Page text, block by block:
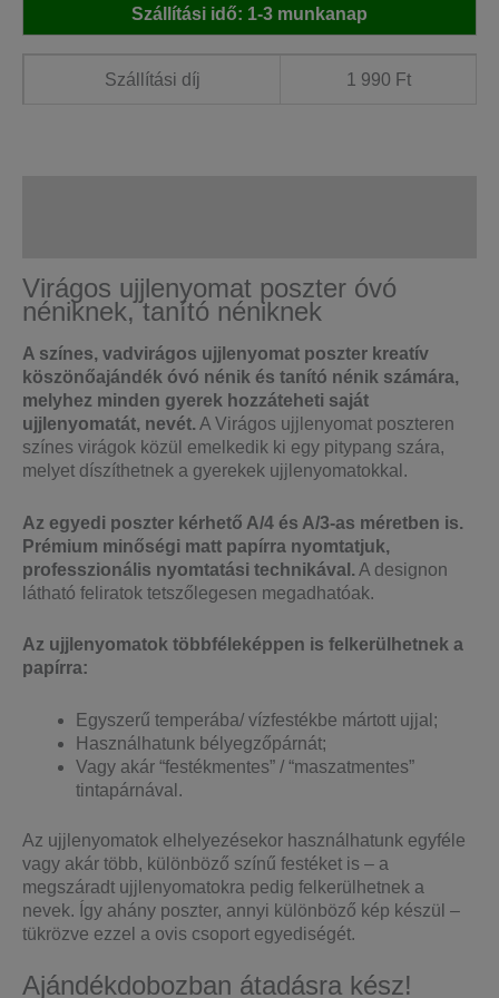
Ajándék
Szállítási idő: 1-3 munkanap
Szállítási díj 1 990 Ft
Virágos ujjlenyomat poszter óvó
néniknek, tanító néniknek
A színes, vadvirágos ujjlenyomat poszter kreatív
köszönőajándék óvó nénik és tanító nénik számára,
melyhez minden gyerek hozzáteheti saját
ujjlenyomatát, nevét. A Virágos ujjlenyomat poszteren
színes virágok közül emelkedik ki egy pitypang szára,
melyet díszíthetnek a gyerekek ujjlenyomatokkal.
Az egyedi poszter kérhető A/4 és A/3-as méretben is.
Prémium minőségi matt papírra nyomtatjuk,
professzionális nyomtatási technikával. A designon
látható feliratok tetszőlegesen megadhatóak.
Az ujjlenyomatok többféleképpen is felkerülhetnek a
papírra:
Egyszerű temperába/ vízfestékbe mártott ujjal;
Használhatunk bélyegzőpárnát;
Vagy akár “festékmentes” / “maszatmentes”
tintapárnával.
Az ujjlenyomatok elhelyezésekor használhatunk egyféle
vagy akár több, különböző színű festéket is – a
megszáradt ujjlenyomatokra pedig felkerülhetnek a
nevek. Így ahány poszter, annyi különböző kép készül –
tükrözve ezzel a ovis csoport egyediségét.
Ajándékdobozban átadásra kész!